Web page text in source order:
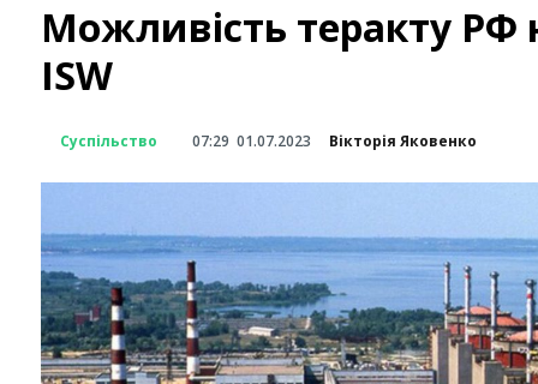
Можливість теракту РФ
ISW
Суспільство 07:29 01.07.2023 Вікторія Яковенко